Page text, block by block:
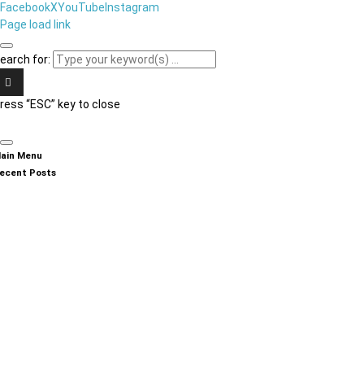
FacebookXYouTube Instagram
Page load link
for:
“ESC” key to close
Menu
Posts